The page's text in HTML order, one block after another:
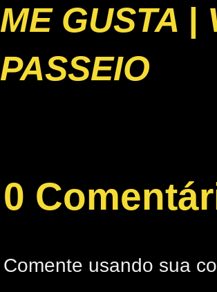
ME GUSTA |
PASSEIO
0
Comente usando sua